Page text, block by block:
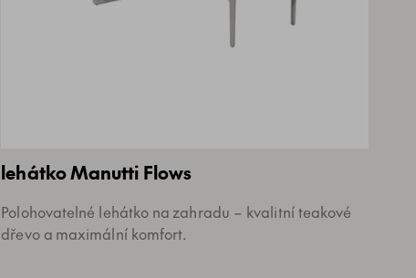
lehátko Manutti Flows
Polohovatelné lehátko na zahradu – kvalitní teakové
dřevo a maximální komfort.